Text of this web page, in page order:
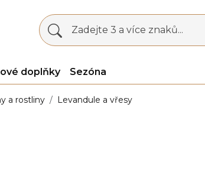
Zadejte 3 a více znaků...
doplňky Sezóna
a rostliny Levandule a vřesy